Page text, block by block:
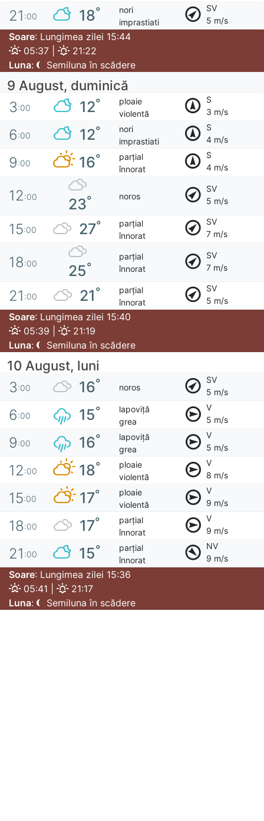
21 :00 18°
nori
imprastiati
SV
5 m/s
Soare: Lungimea zilei 15:44
05:37 |
21:22
Luna: Semiluna în scădere
9 August, duminică
3:00 12°
ploaie
violentă
S
3 m/s
6:00 12°
nori
imprastiati
S
4 m/s
9:00 16°
parțial
înnorat
S
4 m/s
12:00 23° noros
SV
5 m/s
15:00 27°
parțial
înnorat
SV
7 m/s
18:00 25°
parțial
înnorat
SV
7 m/s
21 :00 21°
parțial
înnorat
SV
5 m/s
Soare: Lungimea zilei 15:40
05:39 |
21:19
Luna: Semiluna în scădere
10 August, luni
3:00 16° noros
SV
5 m/s
6:00 15°
lapoviță
grea
V
5 m/s
9:00 16°
lapoviță
grea
V
5 m/s
12:00 18°
ploaie
violentă
V
8 m/s
15:00 17°
ploaie
violentă
V
9 m/s
18:00 17°
parțial
înnorat
V
9 m/s
21 :00 15°
parțial
înnorat
NV
9 m/s
Soare: Lungimea zilei 15:36
05:41 |
21:17
Luna: Semiluna în scădere